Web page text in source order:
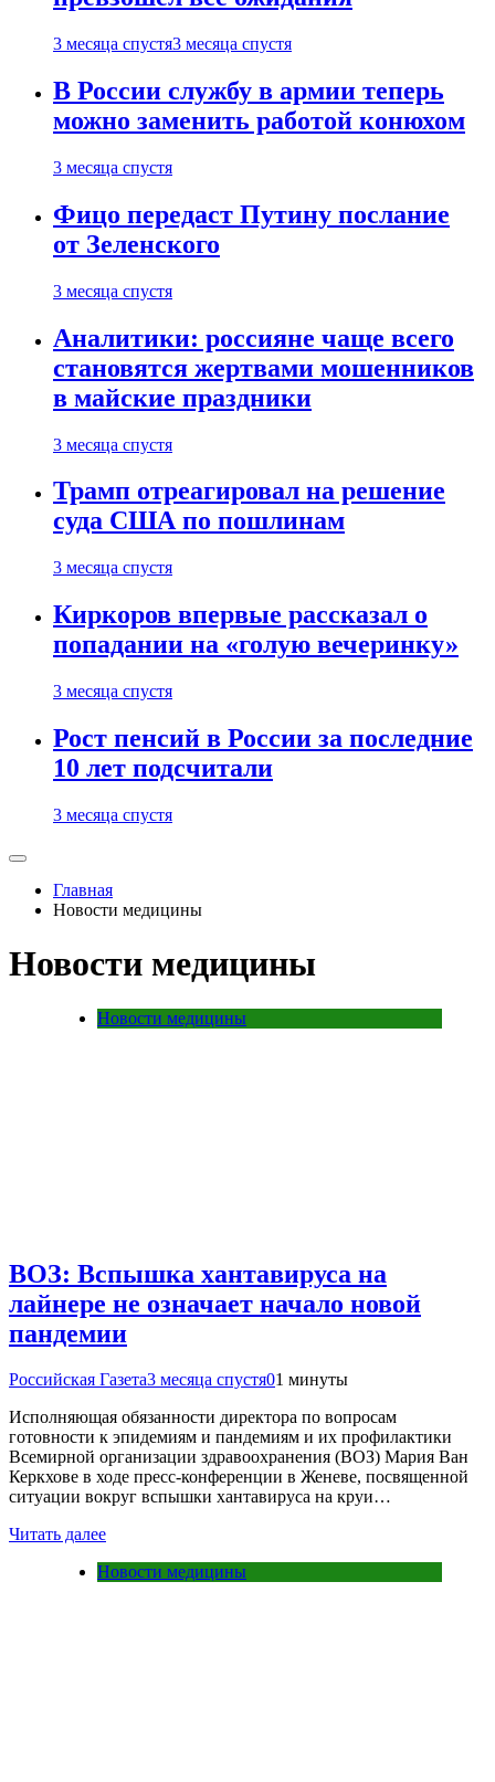
3 месяца спустя3 месяца спустя
В России службу в армии теперь
можно заменить работой конюхом
3 месяца спустя
Фицо передаст Путину послание
от Зеленского
3 месяца спустя
Аналитики: россияне чаще всего
становятся жертвами мошенников
в майские праздники
3 месяца спустя
Трамп отреагировал на решение
суда США по пошлинам
3 месяца спустя
Киркоров впервые рассказал о
попадании на «голую вечеринку»
3 месяца спустя
Рост пенсий в России за последние
10 лет подсчитали
3 месяца спустя
Главная
Новости медицины
Новости медицины
Новости медицины
ВОЗ: Вспышка хантавируса на
лайнере не означает начало новой
пандемии
Российская Газета3 месяца спустя01 минуты
Исполняющая обязанности директора по вопросам
готовности к эпидемиям и пандемиям и их профилактики
Всемирной организации здравоохранения (ВОЗ) Мария Ван
Керкхове в ходе пресс-конференции в Женеве, посвященной
ситуации вокруг вспышки хантавируса на круи…
Читать далее
Новости медицины